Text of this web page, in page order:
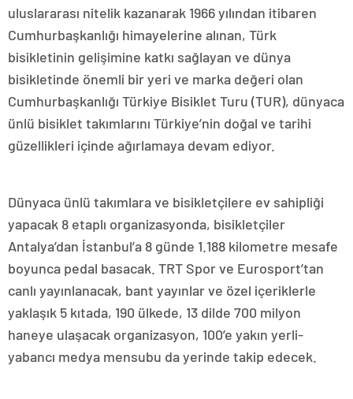
uluslararası nitelik kazanarak 1966 yılından itibaren
Cumhurbaşkanlığı himayelerine alınan, Türk
bisikletinin gelişimine katkı sağlayan ve dünya
bisikletinde önemli bir yeri ve marka değeri olan
Cumhurbaşkanlığı Türkiye Bisiklet Turu (TUR), dünyaca
ünlü bisiklet takımlarını Türkiye’nin doğal ve tarihi
güzellikleri içinde ağırlamaya devam ediyor.
Dünyaca ünlü takımlara ve bisikletçilere ev sahipliği
yapacak 8 etaplı organizasyonda, bisikletçiler
Antalya’dan İstanbul’a 8 günde 1.188 kilometre mesafe
boyunca pedal basacak. TRT Spor ve Eurosport’tan
canlı yayınlanacak, bant yayınlar ve özel içeriklerle
yaklaşık 5 kıtada, 190 ülkede, 13 dilde 700 milyon
haneye ulaşacak organizasyon, 100’e yakın yerli-
yabancı medya mensubu da yerinde takip edecek.